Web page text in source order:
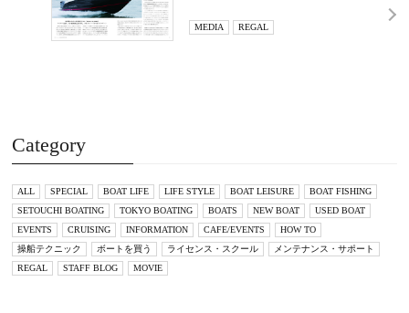
MEDIA REGAL
Category
ALL SPECIAL BOAT LIFE LIFE STYLE BOAT LEISURE
BOAT FISHING
SETOUCHI BOATING
TOKYO BOATING BOATS NEW BOAT
USED BOAT
EVENTS
CRUISING INFORMATION CAFE/EVENTS
HOW TO
操船テクニック
ボートを買う ライセンス・スクール
メンテナンス・サポート
REGAL
STAFF BLOG MOVIE